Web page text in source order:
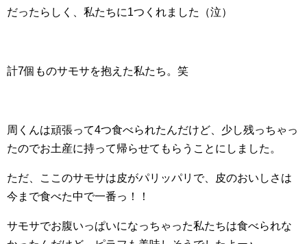
だったらしく、私たちに1つくれました（泣）
計7個ものサモサを抱えた私たち。笑
周くんは頑張って4つ食べられたんだけど、少し残っちゃっ
たのでお土産に持って帰らせてもらうことにしました。
ただ、ここのサモサは皮がパリッパリで、皮のおいしさは
今まで食べた中で一番っ！！
サモサでお腹いっぱいになっちゃった私たちは食べられな